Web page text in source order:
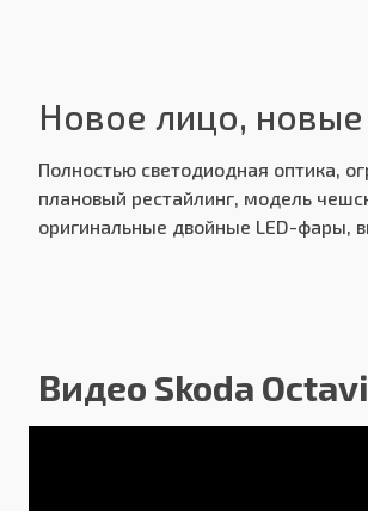
Задняя подвеска:
Передние тормоза:
Задние тормоза:
Новое лицо, новые
Полностью светодиодная оптика,
плановый рестайлинг, модель
оригинальные двойные LED-фары,
Видео Skoda